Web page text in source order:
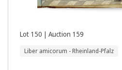
Lot 150 | Auction 159
Liber amicorum - Rheinland-Pfalz